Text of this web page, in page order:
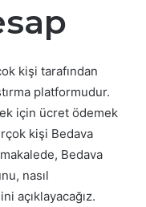
kişi tarafından
platformudur.
için ücret ödemek
kişi Bedava
Bedava
nasıl
açıklayacağız.